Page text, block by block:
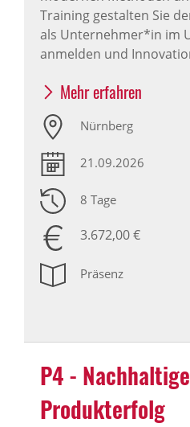
Training gestalten Sie
als Unternehmer*in im
anmelden und
Mehr erfahren
Nürnberg
21.09.2026
8 Tage
3.672,00 €
Präsenz
P4 -
Produkterfolg